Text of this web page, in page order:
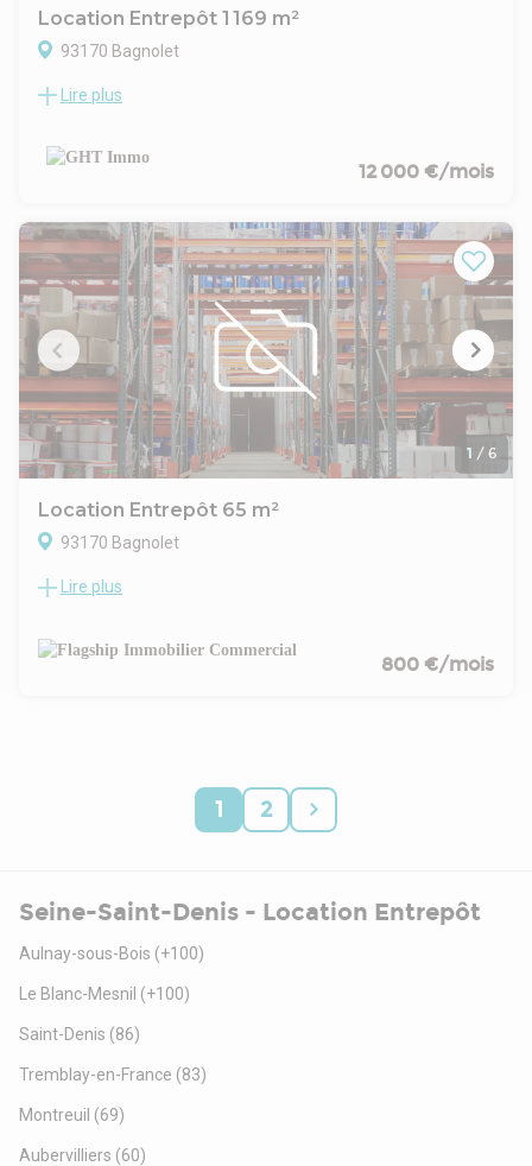
Location Entrepôt 1 169 m²
93170 Bagnolet
LE CABINET GHTIMMO VOUS PROPOSE:
-814m² d'entrepôt + 120m² en mezzanine
-235m² de bureaux.
3T/m2- PORTAIL COULISSANT 4,50 X 7,20m
Proche Metro Mairie des Lilas.
Acces direct périphérique et A3
DISPOBILITÉ IMMEDIATEnGHT IMMO - 01 48 93 81 23 - Plus
d'informations sur www.ghtimmo.fr (réf. 940048690)
Lire plus
12 000 €/mois
1 / 6
Location Entrepôt 65 m²
93170 Bagnolet
L'agence FLAGSHIP vous propose un entrepôt / local
Rectangle pas de perte de place, toiture étanche (neuve),
lumière naturelle, Point d'eau + WC, accès autoroute et
Lire plus
800 €/mois
1 2
Seine-Saint-Denis - Location Entrepôt
Aulnay-sous-Bois (+100)
Le Blanc-Mesnil (+100)
Saint-Denis (86)
Tremblay-en-France (83)
Montreuil (69)
Aubervilliers (60)